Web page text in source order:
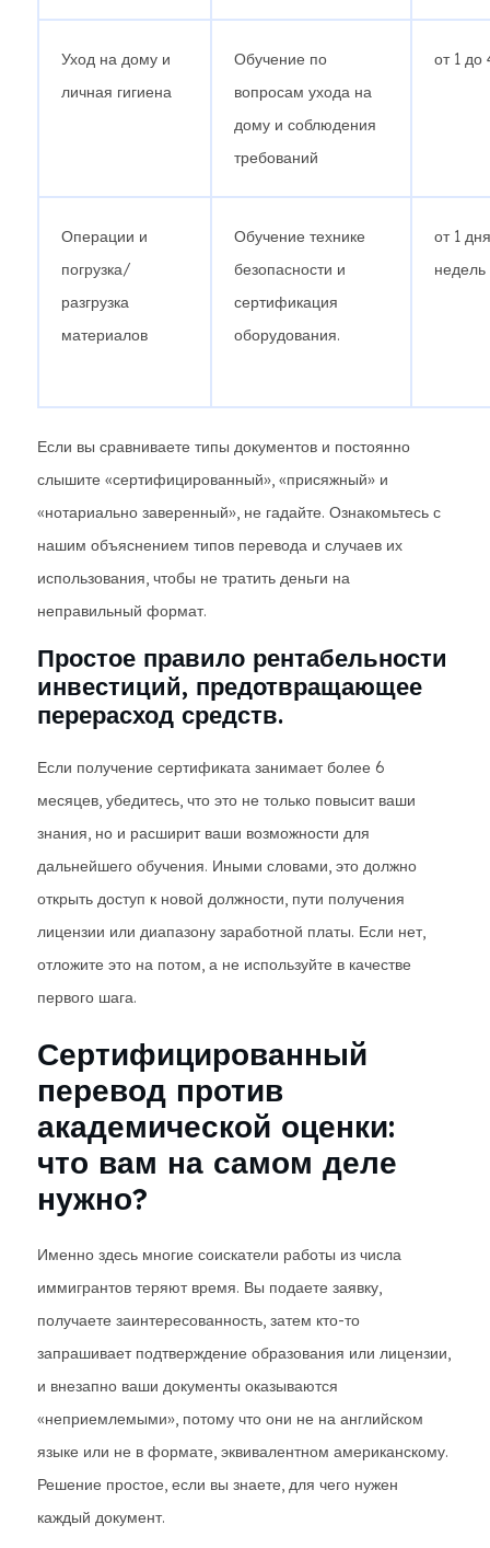
Уход на дому и
личная гигиена
Обучение по
вопросам ухода на
дому и соблюдения
требований
от 1 до
Операции и
погрузка/
разгрузка
материалов
Обучение технике
безопасности и
сертификация
оборудования.
от 1
недель
Если вы сравниваете типы документов и постоянно
слышите «сертифицированный», «присяжный» и
«нотариально заверенный», не гадайте. Ознакомьтесь с
нашим объяснением типов перевода и случаев их
использования, чтобы не тратить деньги на
неправильный формат.
Простое правило рентабельности
инвестиций, предотвращающее
перерасход средств.
Если получение сертификата занимает более 6
месяцев, убедитесь, что это не только повысит ваши
знания, но и расширит ваши возможности для
дальнейшего обучения. Иными словами, это должно
открыть доступ к новой должности, пути получения
лицензии или диапазону заработной платы. Если нет,
отложите это на потом, а не используйте в качестве
первого шага.
Сертифицированный
перевод против
академической оценки:
что вам на самом деле
нужно?
Именно здесь многие соискатели работы из числа
иммигрантов теряют время. Вы подаете заявку,
получаете заинтересованность, затем кто-то
запрашивает подтверждение образования или лицензии,
и внезапно ваши документы оказываются
«неприемлемыми», потому что они не на английском
языке или не в формате, эквивалентном американскому.
Решение простое, если вы знаете, для чего нужен
каждый документ.